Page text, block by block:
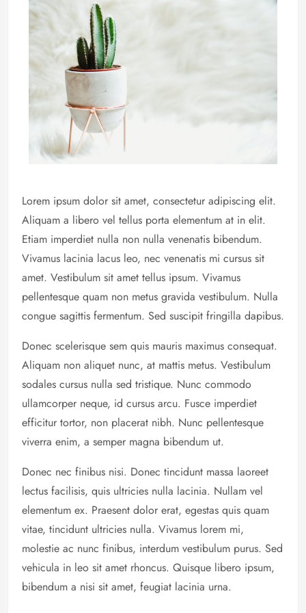
Lorem ipsum dolor sit amet, consectetur adipiscing elit.
Aliquam a libero vel tellus porta elementum at in elit.
Etiam imperdiet nulla non nulla venenatis bibendum.
Vivamus lacinia lacus leo, nec venenatis mi cursus sit
amet. Vestibulum sit amet tellus ipsum. Vivamus
pellentesque quam non metus gravida vestibulum. Nulla
congue sagittis fermentum. Sed suscipit fringilla dapibus.
Donec scelerisque sem quis mauris maximus consequat.
Aliquam non aliquet nunc, at mattis metus. Vestibulum
sodales cursus nulla sed tristique. Nunc commodo
ullamcorper neque, id cursus arcu. Fusce imperdiet
efficitur tortor, non placerat nibh. Nunc pellentesque
viverra enim, a semper magna bibendum ut.
Donec nec finibus nisi. Donec tincidunt massa laoreet
lectus facilisis, quis ultricies nulla lacinia. Nullam vel
elementum ex. Praesent dolor erat, egestas quis quam
vitae, tincidunt ultricies nulla. Vivamus lorem mi,
molestie ac nunc finibus, interdum vestibulum purus. Sed
vehicula in leo sit amet rhoncus. Quisque libero ipsum,
bibendum a nisi sit amet, feugiat lacinia urna.